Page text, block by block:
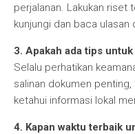
perjalanan. Lakukan riset
kunjungi dan baca
3. Apakah ada tips
Selalu perhatikan
salinan dokumen
ketahui informasi lokal
4. Kapan waktu terbaik